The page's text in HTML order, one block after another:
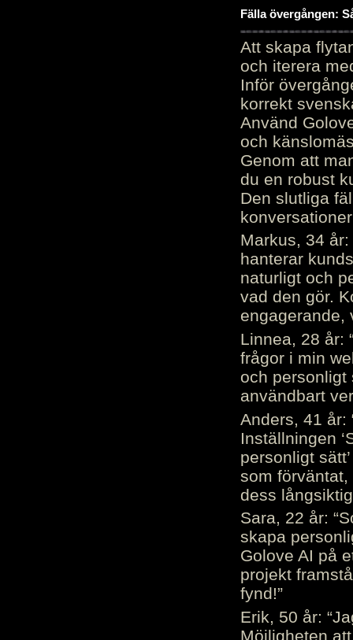
Fälla övergången:
Att skapa
och iterera
Inför
korrekt
Använd
och
Genom att
du en robust
Den slutliga
Markus, 34
hanterar
naturligt och
vad den gör.
engagerande,
Linnea, 28 år:
frågor i min
och personligt
användbart
Anders, 41 år:
Inställningen
personligt
som
dess
Sara, 22 år:
skapa
Golove AI på
projekt
fynd!”
Erik, 50 år:
Möjligheten